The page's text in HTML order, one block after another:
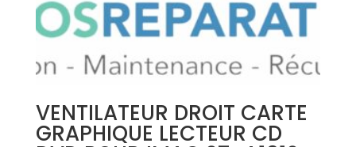
VENTILATEUR DROIT CARTE
GRAPHIQUE LECTEUR CD